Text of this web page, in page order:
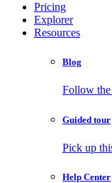
Pricing
Explorer
Resources
Blog
Follow the
Guided tour
Pick up
Help Center